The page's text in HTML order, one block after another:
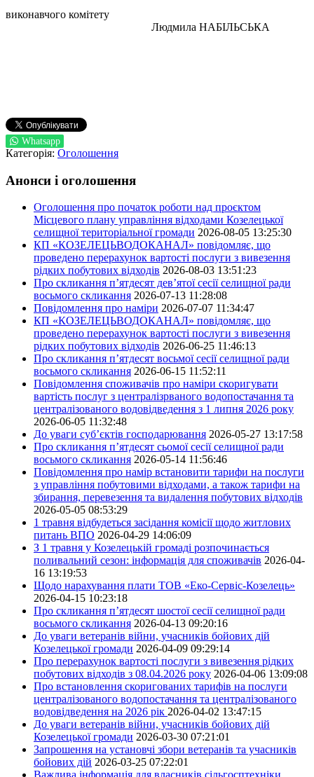
виконавчого комітету
Людмила НАБІЛЬСЬКА
Whatsapp
Категорія: Оголошення
Анонси і оголошення
Оголошення про початок роботи над проєктом
Місцевого плану управління відходами Козелецької
селищної територіальної громади 2026-08-05 13:25:30
КП «КОЗЕЛЕЦЬВОДОКАНАЛ» повідомляє, що
проведено перерахунок вартості послуги з вивезення
рідких побутових відходів 2026-08-03 13:51:23
Про скликання п’ятдесят дев’ятої сесії селищної ради
восьмого скликання 2026-07-13 11:28:08
Повідомлення про наміри 2026-07-07 11:34:47
КП «КОЗЕЛЕЦЬВОДОКАНАЛ» повідомляє, що
проведено перерахунок вартості послуги з вивезення
рідких побутових відходів 2026-06-25 11:46:13
Про скликання п’ятдесят восьмої сесії селищної ради
восьмого скликання 2026-06-15 11:52:11
Повідомлення споживачів про наміри скоригувати
вартість послуг з централізрваного водопостачання та
централізованого водовідведення з 1 липня 2026 року
2026-06-05 11:32:48
До уваги суб’єктів господарювання 2026-05-27 13:17:58
Про скликання п’ятдесят сьомої сесії селищної ради
восьмого скликання 2026-05-14 11:56:46
Повідомлення про намір встановити тарифи на послуги
з управління побутовими відходами, а також тарифи на
збирання, перевезення та видалення побутових відходів
2026-05-05 08:53:29
1 травня відбудеться засідання комісії щодо житлових
питань ВПО 2026-04-29 14:06:09
З 1 травня у Козелецькій громаді розпочинається
поливальний сезон: інформація для споживачів 2026-04-
16 13:19:53
Щодо нарахування плати ТОВ «Еко-Сервіс-Козелець»
2026-04-15 10:23:18
Про скликання п’ятдесят шостої сесії селищної ради
восьмого скликання 2026-04-13 09:20:16
До уваги ветеранів війни, учасників бойових дій
Козелецької громади 2026-04-09 09:29:14
Про перерахунок вартості послуги з вивезення рідких
побутових відходів з 08.04.2026 року 2026-04-06 13:09:08
Про встановлення скоригованих тарифів на послуги
централізованого водопостачання та централізованого
водовідведення на 2026 рік 2026-04-02 13:47:15
До уваги ветеранів війни, учасників бойових дій
Козелецької громади 2026-03-30 07:21:01
Запрошення на установчі збори ветеранів та учасників
бойових дій 2026-03-25 07:22:01